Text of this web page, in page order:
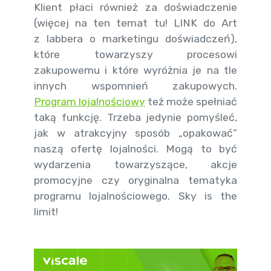
Klient płaci również za doświadczenie
(więcej na ten temat tu! LINK do Art
z labbera o marketingu doświadczeń),
które towarzyszy procesowi
zakupowemu i które wyróżnia je na tle
innych wspomnień zakupowych.
Program lojalnościowy też może spełniać
taką funkcję. Trzeba jedynie pomyśleć,
jak w atrakcyjny sposób „opakować”
naszą ofertę lojalności. Mogą to być
wydarzenia towarzyszące, akcje
promocyjne czy oryginalna tematyka
programu lojalnościowego. Sky is the
limit!